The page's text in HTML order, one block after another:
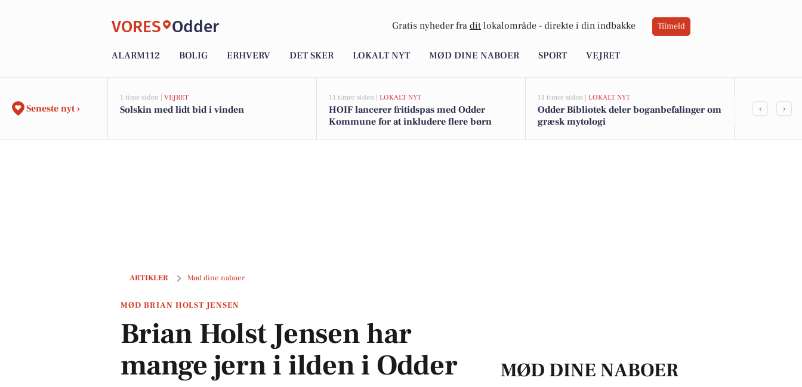
VORES Odder Gratis nyheder fra dit lokalområde - direkte i din indbakke Tilmeld
ALARM112 BOLIG ERHVERV DET SKER LOKALT NYT MØD DINE NABOER SPORT VEJRET
Seneste nyt ›
1 time siden | VEJRET
Solskin med lidt bid i vinden
11 timer siden | LOKALT NYT
HOIF lancerer fritidspas med Odder
Kommune for at inkludere flere børn
11 timer siden | LOKALT NYT
Odder Bibliotek deler boganbefalinger om
græsk mytologi
Odder
‹ ›
ARTIKLER Mød dine naboer
Brian Holst Jensen har mange jern i ilden i Odder
MØD BRIAN HOLST JENSEN
Brian Holst Jensen har
mange jern i ilden i Odder
MØD DINE NABOER